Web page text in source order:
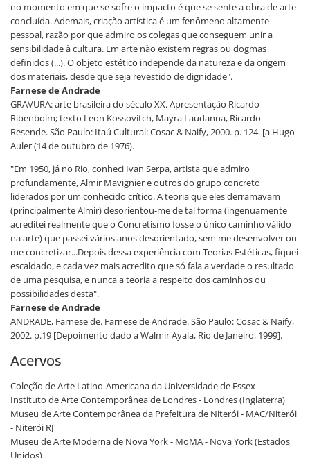
no momento em que se sofre o impacto é que se sente a obra de arte
concluída. Ademais, criação artística é um fenômeno altamente
pessoal, razão por que admiro os colegas que conseguem unir a
sensibilidade à cultura. Em arte não existem regras ou dogmas
definidos (...). O objeto estético independe da natureza e da origem
dos materiais, desde que seja revestido de dignidade".
Farnese de Andrade
GRAVURA: arte brasileira do século XX. Apresentação Ricardo
Ribenboim; texto Leon Kossovitch, Mayra Laudanna, Ricardo
Resende. São Paulo: Itaú Cultural: Cosac & Naify, 2000. p. 124. [a Hugo
Auler (14 de outubro de 1976).
"Em 1950, já no Rio, conheci Ivan Serpa, artista que admiro
profundamente, Almir Mavignier e outros do grupo concreto
liderados por um conhecido crítico. A teoria que eles derramavam
(principalmente Almir) desorientou-me de tal forma (ingenuamente
acreditei realmente que o Concretismo fosse o único caminho válido
na arte) que passei vários anos desorientado, sem me desenvolver ou
me concretizar...Depois dessa experiência com Teorias Estéticas, fiquei
escaldado, e cada vez mais acredito que só fala a verdade o resultado
de uma pesquisa, e nunca a teoria a respeito dos caminhos ou
possibilidades desta".
Farnese de Andrade
ANDRADE, Farnese de. Farnese de Andrade. São Paulo: Cosac & Naify,
2002. p.19 [Depoimento dado a Walmir Ayala, Rio de Janeiro, 1999].
Acervos
Coleção de Arte Latino-Americana da Universidade de Essex
Instituto de Arte Contemporânea de Londres - Londres (Inglaterra)
Museu de Arte Contemporânea da Prefeitura de Niterói - MAC/Niterói
- Niterói RJ
Museu de Arte Moderna de Nova York - MoMA - Nova York (Estados
Unidos)